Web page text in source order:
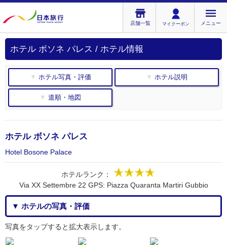
店舗一覧 マイクーポン メニュー
ホテル ボソネ パレス / ホテル情報
▼ ホテル写真・評価 ▼ ホテル説明
▼ 道順・地図
ホテル ボソネ パレス
Hotel Bosone Palace
ホテルランク：
Via XX Settembre 22 GPS: Piazza Quaranta Martiri Gubbio
▼ ホテルの写真・評価
写真をタップすると拡大表示します。